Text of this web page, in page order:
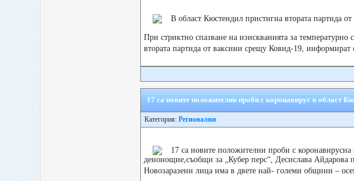
В област Кюстендил пристигна втората партида
При стриктно спазване на изискванията за
втората партида от ваксини срещу Ковид-19,
17 са новите положителни проби с коронавирус в област
Категория: Регионални
17 са новите положителни проби с
денонощие,съобщи за „Кубер перс“, Десислава Айдарова
Новозаразени лица има в двете най- големи общини –